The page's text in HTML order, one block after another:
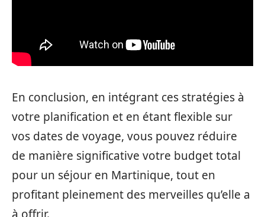
En conclusion, en intégrant ces stratégies à
votre planification et en étant flexible sur
vos dates de voyage, vous pouvez réduire
de manière significative votre budget total
pour un séjour en Martinique, tout en
profitant pleinement des merveilles qu’elle a
à offrir.